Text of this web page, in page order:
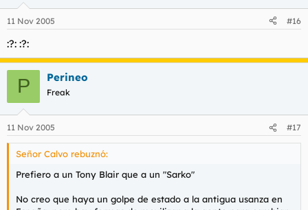
11 Nov 2005 #16
:?: :?:
P Perineo
Freak
11 Nov 2005 #17
Señor Calvo rebuznó:
Prefiero a un Tony Blair que a un "Sarko"
No creo que haya un golpe de estado a la antigua usanza en